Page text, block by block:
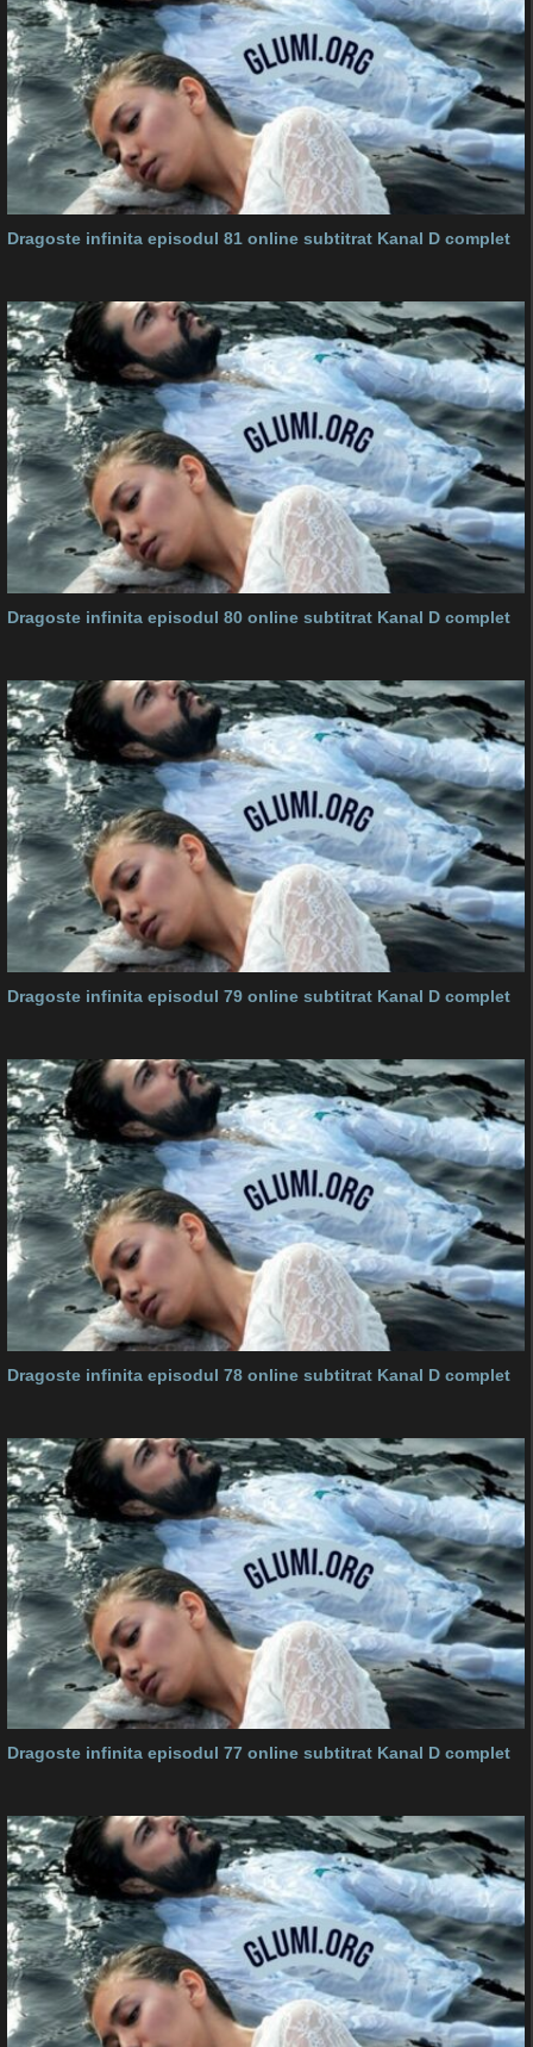
Dragoste infinita episodul 81 online subtitrat Kanal D complet
Dragoste infinita episodul 80 online subtitrat Kanal D complet
Dragoste infinita episodul 79 online subtitrat Kanal D complet
Dragoste infinita episodul 78 online subtitrat Kanal D complet
Dragoste infinita episodul 77 online subtitrat Kanal D complet